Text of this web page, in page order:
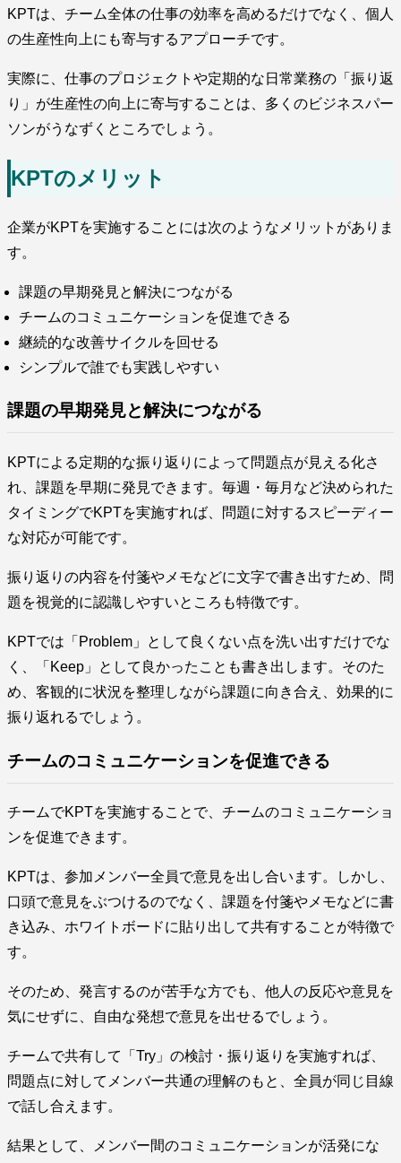
KPTは、チーム全体の仕事の効率を高めるだけでなく、個人
の生産性向上にも寄与するアプローチです。
実際に、仕事のプロジェクトや定期的な日常業務の「振り返
り」が生産性の向上に寄与することは、多くのビジネスパー
ソンがうなずくところでしょう。
KPTのメリット
企業がKPTを実施することには次のようなメリットがありま
す。
課題の早期発見と解決につながる
チームのコミュニケーションを促進できる
継続的な改善サイクルを回せる
シンプルで誰でも実践しやすい
課題の早期発見と解決につながる
KPTによる定期的な振り返りによって問題点が見える化さ
れ、課題を早期に発見できます。毎週・毎月など決められた
タイミングでKPTを実施すれば、問題に対するスピーディー
な対応が可能です。
振り返りの内容を付箋やメモなどに文字で書き出すため、問
題を視覚的に認識しやすいところも特徴です。
KPTでは「Problem」として良くない点を洗い出すだけでな
く、「Keep」として良かったことも書き出します。そのた
め、客観的に状況を整理しながら課題に向き合え、効果的に
振り返れるでしょう。
チームのコミュニケーションを促進できる
チームでKPTを実施することで、チームのコミュニケーショ
ンを促進できます。
KPTは、参加メンバー全員で意見を出し合います。しかし、
口頭で意見をぶつけるのでなく、課題を付箋やメモなどに書
き込み、ホワイトボードに貼り出して共有することが特徴で
す。
そのため、発言するのが苦手な方でも、他人の反応や意見を
気にせずに、自由な発想で意見を出せるでしょう。
チームで共有して「Try」の検討・振り返りを実施すれば、
問題点に対してメンバー共通の理解のもと、全員が同じ目線
で話し合えます。
結果として、メンバー間のコミュニケーションが活発にな